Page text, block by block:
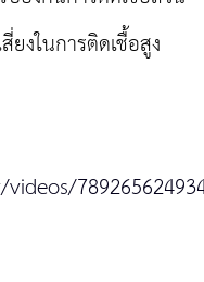
งในการติดเชื้อสูง